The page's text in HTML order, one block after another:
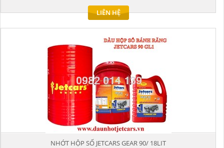
LIÊN HỆ
NHỚT HỘP SỐ JETCARS GEAR 90/ 18LIT